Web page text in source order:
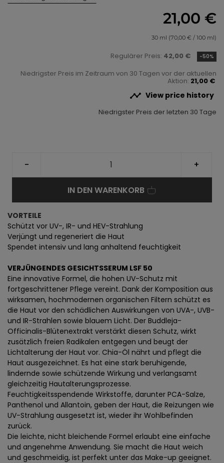
21,00 €
30 ml (70,00 € / 100 ml)
Regulärer Preis: 42,00 € -50%
Niedrigster Preis im Zeitraum von 30 Tagen vor der aktuellen
Aktion: 21,00 €
 View price history
Niedrigster Preis der letzten 30 Tage
- +
IN DEN WARENKORB
VORTEILE
Schützt vor UV-, IR- und HEV-Strahlung
Verjüngt und regeneriert die Haut
Spendet intensiv und lang anhaltend feuchtigkeit
VERJÜNGENDES GESICHTSSERUM LSF 50
Eine innovative Formel, die hohen UV-Schutz mit
fortgeschrittener Pflege vereint. Dank der Komposition aus
wirksamen, hochmodernen organischen Filtern schützt es
die Haut vor den schädlichen Auswirkungen von UVA-, UVB-
und IR-Strahlen sowie blauem Licht. Der Buddleja-
Officinalis-Blütenextrakt verstärkt diesen Schutz, wirkt
zusätzlich freien Radikalen entgegen und beugt der
Lichtalterung der Haut vor. Chia-Öl nährt und pflegt die
Haut ausgezeichnet. Es hat eine stark beruhigende,
lindernde sowie schützende Wirkung und verlangsamt
gleichzeitig Hautalterungsprozesse.
Feuchtigkeitsspendende Wirkstoffe, darunter PCA-Salze,
Panthenol und Allantoin, geben der Haut, die Reizungen wie
UV-Strahlung ausgesetzt ist, wieder ihr Wohlbefinden
zurück.
Die leichte, nicht bleichende Formel erlaubt eine einfache
und angenehme Anwendung. Sie macht die Haut weich
und geschmeidig, ist perfekt unter das Make-up geeignet.